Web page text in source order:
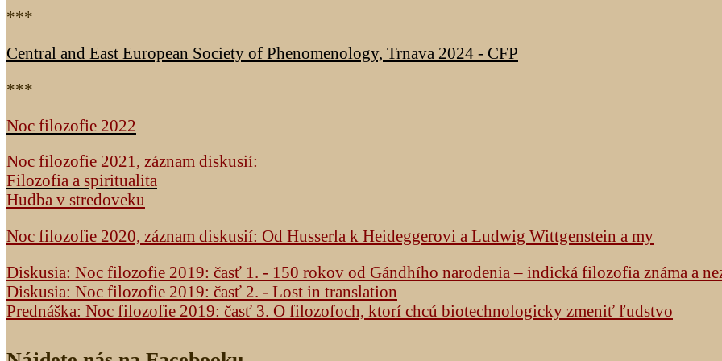
***
Central and East European Society of Phenomenology, Trnava 2024 - CFP
***
Noc filozofie 2022
Noc filozofie 2021, záznam diskusií:
Filozofia a spiritualita
Hudba v stredoveku
Noc filozofie 2020, záznam diskusií: Od Husserla k Heideggerovi a Ludwig Wittgenstein a my
Diskusia: Noc filozofie 2019: časť 1. - 150 rokov od Gándhího narodenia – indická filozofia známa a
Diskusia: Noc filozofie 2019: časť 2. - Lost in translation
Prednáška: Noc filozofie 2019: časť 3. O filozofoch, ktorí chcú biotechnologicky zmeniť ľudstvo